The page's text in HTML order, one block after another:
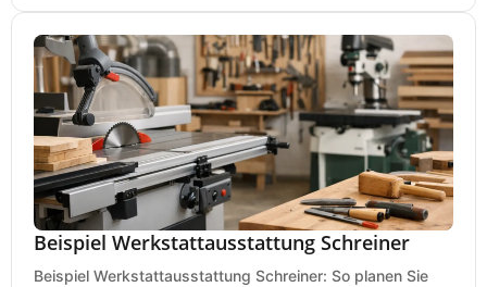
Beispiel Werkstattausstattung Schreiner
Beispiel Werkstattausstattung Schreiner: So planen Sie